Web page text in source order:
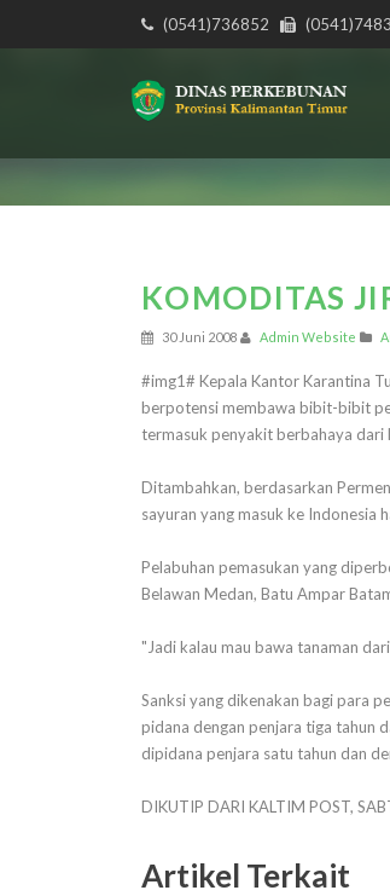
(0541)736852
KOMODITAS
30 Juni 2008 Admin Website
#img1# Kepala Kantor Karantina
berpotensi membawa bibit-bibit
termasuk penyakit berbahaya dari
Ditambahkan, berdasarkan
sayuran yang masuk ke Indonesia
Pelabuhan pemasukan yang
Belawan Medan, Batu Ampar
"Jadi kalau mau bawa tanaman
Sanksi yang dikenakan bagi para
pidana dengan penjara tiga tahun
dipidana penjara satu tahun dan
DIKUTIP DARI KALTIM POST,
Artikel Terkait